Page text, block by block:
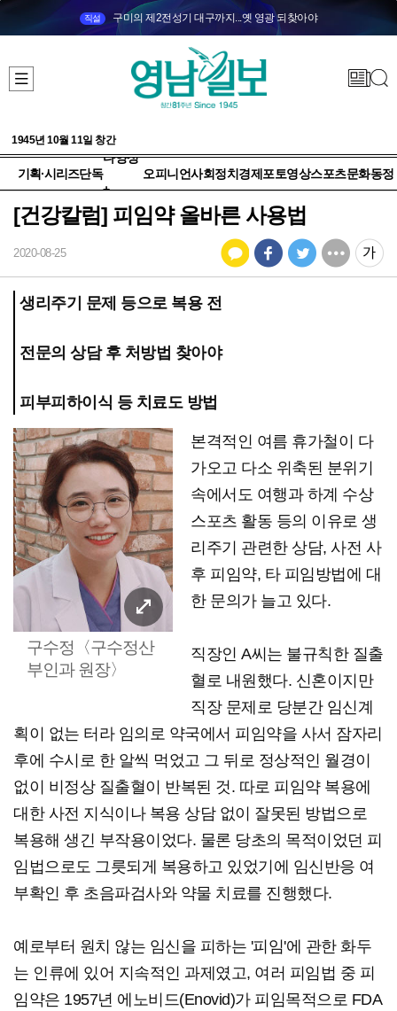
직설 구미의 제2전성기 대구까지...옛 영광 되찾아야
1945년 10월 11일 창간
기획·시리즈단독
다양성
+
오피니언사회정치 경제 포토영상스포츠문화동정
[건강칼럼] 피임약 올바른 사용법
2020-08-25
생리주기 문제 등으로 복용 전
전문의 상담 후 처방법 찾아야
피부피하이식 등 치료도 방법
구수정〈구수정산
부인과 원장〉
본격적인 여름 휴가철이 다
가오고 다소 위축된 분위기
속에서도 여행과 하계 수상
스포츠 활동 등의 이유로 생
리주기 관련한 상담, 사전 사
후 피임약, 타 피임방법에 대
한 문의가 늘고 있다.
직장인 A씨는 불규칙한 질출
혈로 내원했다. 신혼이지만
직장 문제로 당분간 임신계
획이 없는 터라 임의로 약국에서 피임약을 사서 잠자리
후에 수시로 한 알씩 먹었고 그 뒤로 정상적인 월경이
없이 비정상 질출혈이 반복된 것. 따로 피임약 복용에
대한 사전 지식이나 복용 상담 없이 잘못된 방법으로
복용해 생긴 부작용이었다. 물론 당초의 목적이었던 피
임법으로도 그릇되게 복용하고 있었기에 임신반응 여
부확인 후 초음파검사와 약물 치료를 진행했다.
예로부터 원치 않는 임신을 피하는 '피임'에 관한 화두
는 인류에 있어 지속적인 과제였고, 여러 피임법 중 피
임약은 1957년 에노비드(Enovid)가 피임목적으로 FDA